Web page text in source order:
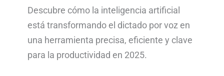
Descubre cómo la inteligencia artificial
está transformando el dictado por voz en
una herramienta precisa, eficiente y clave
para la productividad en 2025.